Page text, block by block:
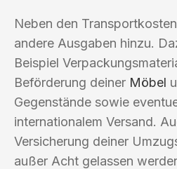
Neben den
andere Ausgaben hinzu.
Beispiel
Beförderung deiner Möbel
Gegenstände sowie
internationalem Versand.
Versicherung deiner
außer Acht gelassen